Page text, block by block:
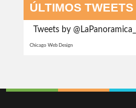
ÚLTIMOS TWEETS
Tweets by @LaPanoramica__
Chicago Web Design